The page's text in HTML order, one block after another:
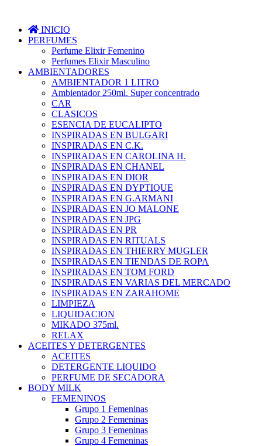
INICIO
PERFUMES
Perfume Elixir Femenino
Perfumes Elixir Masculino
AMBIENTADORES
AMBIENTADOR 1 LITRO
Ambientador 250ml. Super concentrado
CAR
CLASICOS
ESENCIA DE EUCALIPTO
INSPIRADAS EN BULGARI
INSPIRADAS EN C.K.
INSPIRADAS EN CAROLINA H.
INSPIRADAS EN CHANEL
INSPIRADAS EN DIOR
INSPIRADAS EN DYPTIQUE
INSPIRADAS EN G.ARMANI
INSPIRADAS EN JO MALONE
INSPIRADAS EN JPG
INSPIRADAS EN PR
INSPIRADAS EN RITUALS
INSPIRADAS EN THIERRY MUGLER
INSPIRADAS EN TIENDAS DE ROPA
INSPIRADAS EN TOM FORD
INSPIRADAS EN VARIAS DEL MERCADO
INSPIRADAS EN ZARAHOME
LIMPIEZA
LIQUIDACION
MIKADO 375ml.
RELAX
ACEITES Y DETERGENTES
ACEITES
DETERGENTE LIQUIDO
PERFUME DE SECADORA
BODY MILK
FEMENINOS
Grupo 1 Femeninas
Grupo 2 Femeninas
Grupo 3 Femeninas
Grupo 4 Femeninas